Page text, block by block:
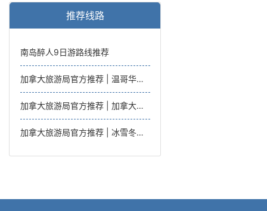
推荐线路
南岛醉人9日游路线推荐
加拿大旅游局官方推荐 | 温哥华岛托菲诺亲子之旅，温哥华往返6日
加拿大旅游局官方推荐 | 加拿大西海岸湖光山色亲子游，温哥华往返7日
加拿大旅游局官方推荐 | 冰雪冬趣西海岸内陆雪趣之旅，温哥华往返7日